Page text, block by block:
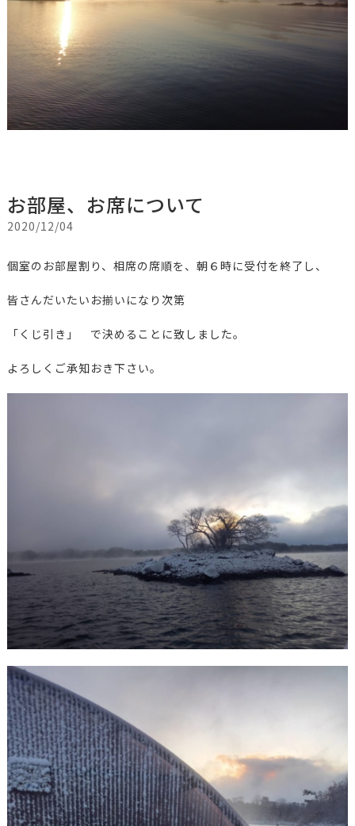
お部屋、お席について
2020/12/04
個室のお部屋割り、相席の席順を、朝６時に受付を終了し、
皆さんだいたいお揃いになり次第
「くじ引き」 で決めることに致しました。
よろしくご承知おき下さい。